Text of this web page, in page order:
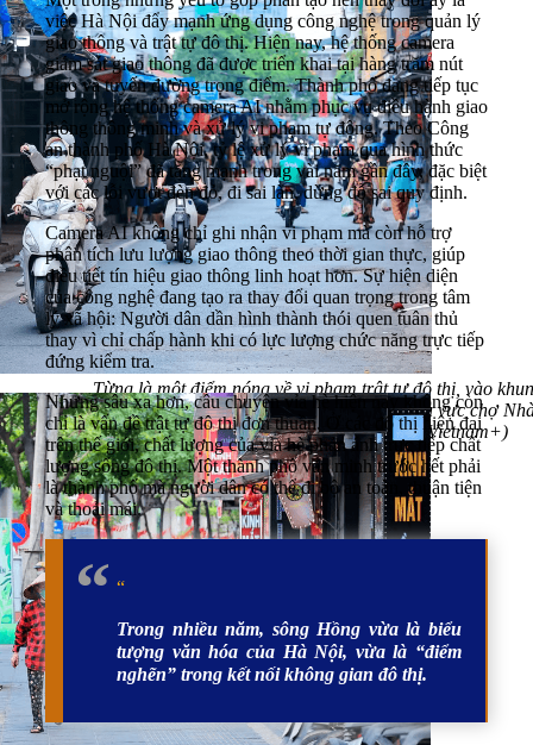
Từng là một điểm nóng về vi phạm trật tự đô thị, vào
tránh nhau đã khó khăn, nhưng hiện nay khu vực chợ
lòng đường thông thoáng. (Ảnh: Hoài Nam/Vietnam+)
việc Hà Nội đẩy mạnh ứng dụng công nghệ trong quản lý
giao thông và trật tự đô thị. Hiện nay, hệ thống camera
giám sát giao thông đã được triển khai tại hàng trăm nút
giao và tuyến đường trọng điểm. Thành phố đang tiếp tục
mở rộng hệ thống camera AI nhằm phục vụ điều hành giao
thông thông minh và xử lý vi phạm tự động. Theo Công
an thành phố Hà Nội, tỷ lệ xử lý vi phạm qua hình thức
“phạt nguội” đã tăng mạnh trong vài năm gần đây, đặc biệt
với các lỗi vượt đèn đỏ, đi sai làn, dừng đỗ sai quy định.
Camera AI không chỉ ghi nhận vi phạm mà còn hỗ trợ
phân tích lưu lượng giao thông theo thời gian thực, giúp
điều tiết tín hiệu giao thông linh hoạt hơn. Sự hiện diện
của công nghệ đang tạo ra thay đổi quan trọng trong tâm
lý xã hội: Người dân dần hình thành thói quen tuân thủ
thay vì chỉ chấp hành khi có lực lượng chức năng trực tiếp
đứng kiểm tra.
Nhưng sâu xa hơn, câu chuyện vỉa hè hiện nay không còn
chỉ là vấn đề trật tự đô thị đơn thuần. Ở các đô thị hiện đại
trên thế giới, chất lượng của vỉa hè phản ánh trực tiếp chất
lượng sống đô thị. Một thành phố văn minh trước hết phải
là thành phố mà người dân có thể đi bộ an toàn, thuận tiện
và thoải mái.
“
Trong nhiều năm, sông Hồng vừa là biểu
tượng văn hóa của Hà Nội, vừa là “điểm
nghẽn” trong kết nối không gian đô thị.